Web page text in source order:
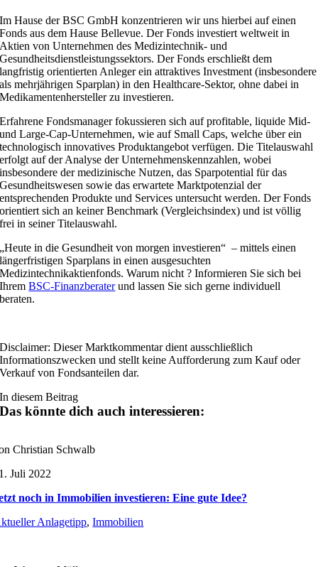
Im Hause der BSC GmbH konzentrieren wir uns hierbei auf einen
Fonds aus dem Hause Bellevue. Der Fonds investiert weltweit in
Aktien von Unternehmen des Medizintechnik- und
Gesundheitsdienstleistungssektors. Der Fonds erschließt dem
langfristig orientierten Anleger ein attraktives Investment (insbesondere
als mehrjährigen Sparplan) in den Healthcare-Sektor, ohne dabei in
Medikamentenhersteller zu investieren.
Erfahrene Fondsmanager fokussieren sich auf profitable, liquide Mid-
und Large-Cap-Unternehmen, wie auf Small Caps, welche über ein
technologisch innovatives Produktangebot verfügen. Die Titelauswahl
erfolgt auf der Analyse der Unternehmenskennzahlen, wobei
insbesondere der medizinische Nutzen, das Sparpotential für das
Gesundheitswesen sowie das erwartete Marktpotenzial der
entsprechenden Produkte und Services untersucht werden. Der Fonds
orientiert sich an keiner Benchmark (Vergleichsindex) und ist völlig
frei in seiner Titelauswahl.
„Heute in die Gesundheit von morgen investieren“ – mittels einen
längerfristigen Sparplans in einen ausgesuchten
Medizintechnikaktienfonds. Warum nicht ? Informieren Sie sich bei
IhremBSC-Finanzberaterund lassen Sie sich gerne individuell
beraten.
Disclaimer: Dieser Marktkommentar dient ausschließlich
Informationszwecken und stellt keine Aufforderung zum Kauf oder
Verkauf von Fondsanteilen dar.
In diesem Beitrag
Das könnte dich auch interessieren:
Christian Schwalb
Juli 2022
noch in Immobilien investieren: Eine gute Idee?
Anlagetipp,Immobilien